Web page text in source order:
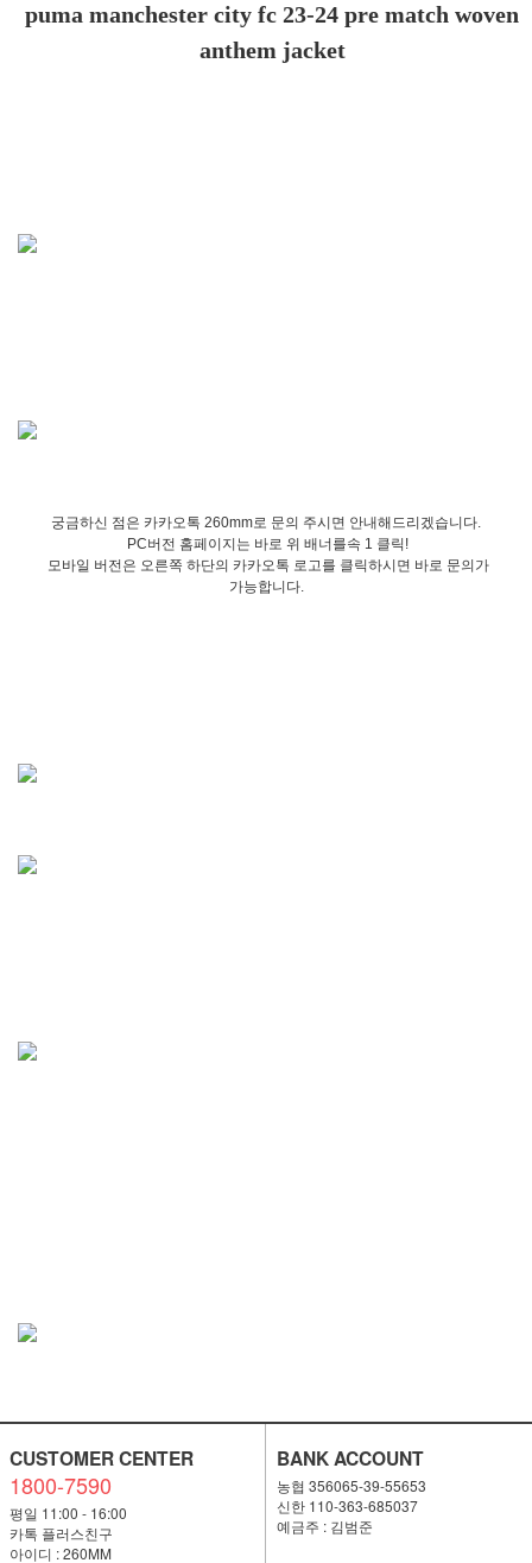
puma manchester city fc 23-24 pre match woven
anthem jacket
궁금하신 점은 카카오톡 260mm로 문의 주시면 안내해드리겠습니다.
PC버전 홈페이지는 바로 위 배너를속 1 클릭!
모바일 버전은 오른쪽 하단의 카카오톡 로고를 클릭하시면 바로 문의가
가능합니다.
CUSTOMER CENTER
1800-7590
평일 11:00 - 16:00
카톡 플러스친구
아이디 : 260MM
BANK ACCOUNT
농협 356065-39-55653
신한 110-363-685037
예금주 : 김범준